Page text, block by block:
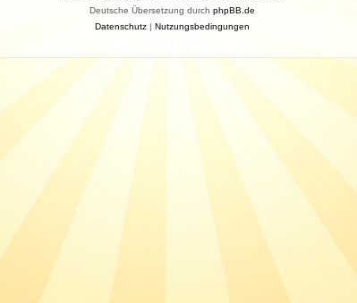
Deutsche Übersetzung durch phpBB.de
Datenschutz| Nutzungsbedingungen